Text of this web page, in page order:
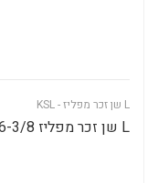
L שן זכר מפליז - KSL
L שן זכר מפליז 6-3/8